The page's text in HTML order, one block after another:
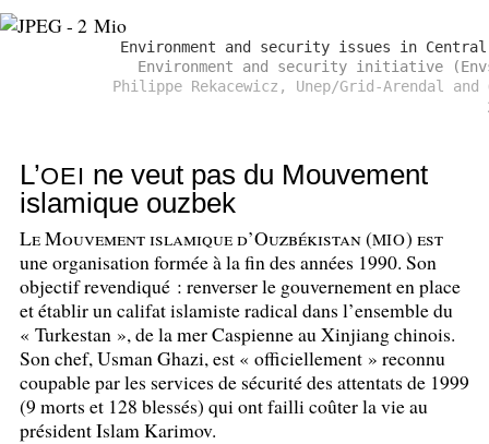
Environment and security issues in
Environment and security initiative
Philippe Rekacewicz, Unep/Grid-Arendal and
L’OEI ne veut pas du Mouvement
islamique ouzbek
Le Mouvement islamique d’Ouzbékistan (MIO) est
une organisation formée à la fin des années 1990. Son
objectif revendiqué : renverser le gouvernement en place
et établir un califat islamiste radical dans l’ensemble du
« Turkestan », de la mer Caspienne au Xinjiang chinois.
Son chef, Usman Ghazi, est « officiellement » reconnu
coupable par les services de sécurité des attentats de 1999
(9 morts et 128 blessés) qui ont failli coûter la vie au
président Islam Karimov.